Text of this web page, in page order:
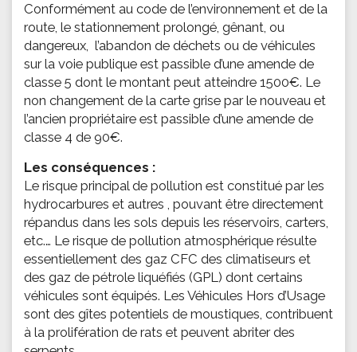
Conformément au code de l’environnement et de la
route, le stationnement prolongé, gênant, ou
dangereux, l’abandon de déchets ou de véhicules
sur la voie publique est passible d’une amende de
classe 5 dont le montant peut atteindre 1500€. Le
non changement de la carte grise par le nouveau et
l’ancien propriétaire est passible d’une amende de
classe 4 de 90€.
Les conséquences :
Le risque principal de pollution est constitué par les
hydrocarbures et autres , pouvant être directement
répandus dans les sols depuis les réservoirs, carters,
etc.… Le risque de pollution atmosphérique résulte
essentiellement des gaz CFC des climatiseurs et
des gaz de pétrole liquéfiés (GPL) dont certains
véhicules sont équipés. Les Véhicules Hors d’Usage
sont des gîtes potentiels de moustiques, contribuent
à la prolifération de rats et peuvent abriter des